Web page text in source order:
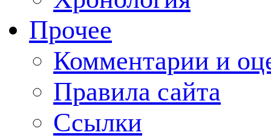
Прочее
Комментарии и
Правила сайта
Ссылки